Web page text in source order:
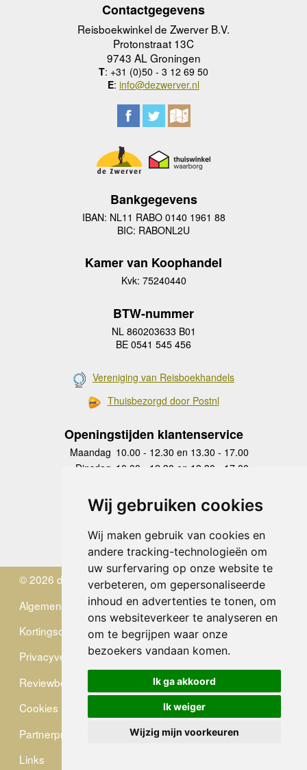
Wij gebruiken cookies
Wij maken gebruik van cookies en
andere tracking-technologieën om
uw surfervaring op onze website te
verbeteren, om gepersonaliseerde
inhoud en advertenties te tonen, om
ons websiteverkeer te analyseren en
om te begrijpen waar onze
bezoekers vandaan komen.
Ik ga akkoord
Ik weiger
Wijzig mijn voorkeuren
Contactgegevens
Reisboekwinkel de Zwerver B.V.
Protonstraat 13C
9743 AL Groningen
T: +31 (0)50 - 3 12 69 50
E: info@dezwerver.nl
Bankgegevens
IBAN: NL11 RABO 0140 1961 88
BIC: RABONL2U
Kamer van Koophandel
Kvk: 75240440
BTW-nummer
NL 860203633 B01
BE 0541 545 456
Vereniging van Reisboekhandels
Thuisbezorgd door Postnl
Openingstijden klantenservice
Maandag 10.00 - 12.30 en 13.30 - 17.00
Dinsdag 10.00 - 12.30 en 13.30 - 17.00
Donderdag
10.00 - 12.30 en 13.30 - 17.00
Vrijdag 10.00 - 12.30 en 13.30 - 17.00
Zaterdag
gesloten
Zondag gesloten
© 2026 de Zwerver
Algemene Voorwaarden
Kortingscode
Privacyverklaring
Reviewbeleid
Cookies
Partnerprogramma
Links